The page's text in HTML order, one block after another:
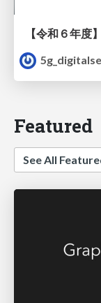
【令和６年度
Featured
See All